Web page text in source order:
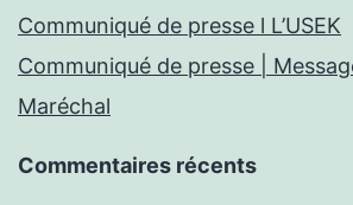
Communiqué de presse l L’USEK
Communiqué de presse |
Maréchal
Commentaires récents